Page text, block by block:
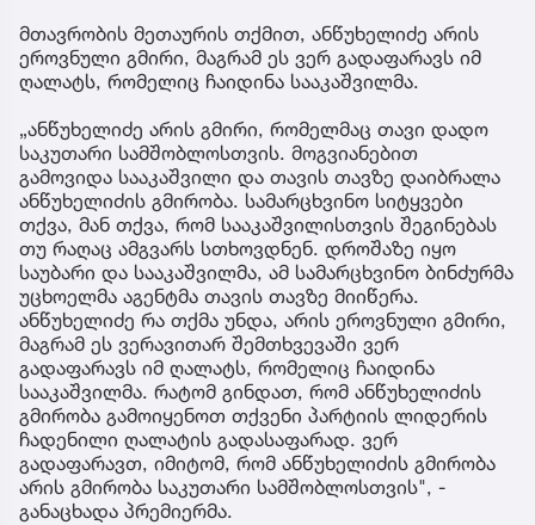
მთავრობის მეთაურის თქმით, ანწუხელიძე არის
ეროვნული გმირი, მაგრამ ეს ვერ გადაფარავს იმ
ღალატს, რომელიც ჩაიდინა სააკაშვილმა.
„ანწუხელიძე არის გმირი, რომელმაც თავი დადო
საკუთარი სამშობლოსთვის. მოგვიანებით
გამოვიდა სააკაშვილი და თავის თავზე დაიბრალა
ანწუხელიძის გმირობა. სამარცხვინო სიტყვები
თქვა, მან თქვა, რომ სააკაშვილისთვის შეგინებას
თუ რაღაც ამგვარს სთხოვდნენ. დროშაზე იყო
საუბარი და სააკაშვილმა, ამ სამარცხვინო ბინძურმა
უცხოელმა აგენტმა თავის თავზე მიიწერა.
ანწუხელიძე რა თქმა უნდა, არის ეროვნული გმირი,
მაგრამ ეს ვერავითარ შემთხვევაში ვერ
გადაფარავს იმ ღალატს, რომელიც ჩაიდინა
სააკაშვილმა. რატომ გინდათ, რომ ანწუხელიძის
გმირობა გამოიყენოთ თქვენი პარტიის ლიდერის
ჩადენილი ღალატის გადასაფარად. ვერ
გადაფარავთ, იმიტომ, რომ ანწუხელიძის გმირობა
არის გმირობა საკუთარი სამშობლოსთვის", -
განაცხადა პრემიერმა.